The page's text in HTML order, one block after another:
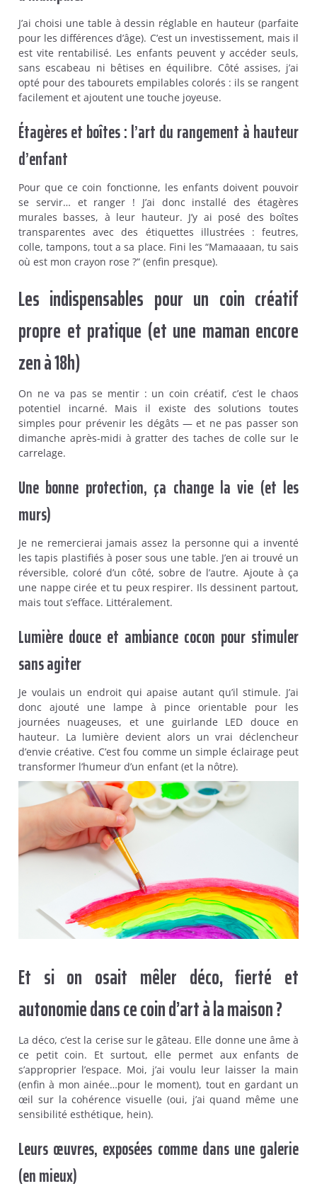
J’ai choisi une table à dessin réglable en hauteur (parfaite
pour les différences d’âge). C’est un investissement, mais il
est vite rentabilisé. Les enfants peuvent y accéder seuls,
sans escabeau ni bêtises en équilibre. Côté assises, j’ai
opté pour des tabourets empilables colorés : ils se rangent
facilement et ajoutent une touche joyeuse.
Étagères et boîtes : l’art du rangement à hauteur
d’enfant
Pour que ce coin fonctionne, les enfants doivent pouvoir
se servir… et ranger ! J’ai donc installé des étagères
murales basses, à leur hauteur. J’y ai posé des boîtes
transparentes avec des étiquettes illustrées : feutres,
colle, tampons, tout a sa place. Fini les “Mamaaaan, tu sais
où est mon crayon rose ?” (enfin presque).
Les indispensables pour un coin créatif
propre et pratique (et une maman encore
zen à 18h)
On ne va pas se mentir : un coin créatif, c’est le chaos
potentiel incarné. Mais il existe des solutions toutes
simples pour prévenir les dégâts — et ne pas passer son
dimanche après-midi à gratter des taches de colle sur le
carrelage.
Une bonne protection, ça change la vie (et les
murs)
Je ne remercierai jamais assez la personne qui a inventé
les tapis plastifiés à poser sous une table. J’en ai trouvé un
réversible, coloré d’un côté, sobre de l’autre. Ajoute à ça
une nappe cirée et tu peux respirer. Ils dessinent partout,
mais tout s’efface. Littéralement.
Lumière douce et ambiance cocon pour stimuler
sans agiter
Je voulais un endroit qui apaise autant qu’il stimule. J’ai
donc ajouté une lampe à pince orientable pour les
journées nuageuses, et une guirlande LED douce en
hauteur. La lumière devient alors un vrai déclencheur
d’envie créative. C’est fou comme un simple éclairage peut
transformer l’humeur d’un enfant (et la nôtre).
Et si on osait mêler déco, fierté et
autonomie dans ce coin d’art à la maison ?
La déco, c’est la cerise sur le gâteau. Elle donne une âme à
ce petit coin. Et surtout, elle permet aux enfants de
s’approprier l’espace. Moi, j’ai voulu leur laisser la main
(enfin à mon ainée…pour le moment), tout en gardant un
œil sur la cohérence visuelle (oui, j’ai quand même une
sensibilité esthétique, hein).
Leurs œuvres, exposées comme dans une galerie
(en mieux)